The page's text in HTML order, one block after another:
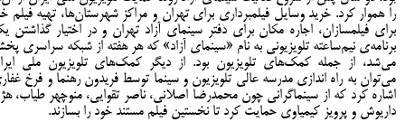
را هموار کرد. خرید وسایل فیلمبرداری برای تهران و مراکز شهرستان‌ها، تهیه فیلم
برای فیلمسازان، اجاره مکان برای دفتر سینمای آزاد تهران و در اختیار گذاشتن
برنامه‌ی نیم‌ساعته تلویزیونی به نام «سینمای آزاد» که هر هفته از شبکه سراسری
می‌شد، از جمله کمک‌های تلویزیون بود. از دیگر کمک‌های تلویزیون ملی
می‌توان به راه اندازی مدرسه عالی تلویزیون و سینما توسط فریدون رهنما و فرخ
اشاره کرد که از سینماگرانی چون محمدرضا اصلانی، ناصر تقوایی، منوچهر طیاب،
داریوش و پرویز کیمیاوی حمایت کرد تا نخستین فیلم مستند خود را بسازند.